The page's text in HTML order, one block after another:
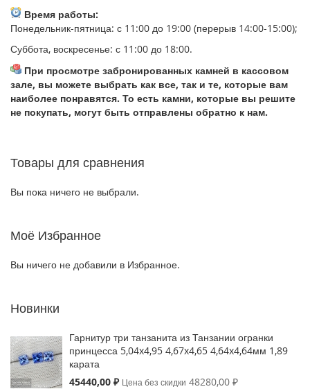
Время работы:
Понедельник-пятница: с 11:00 до 19:00 (перерыв 14:00-15:00);
Суббота, воскресенье: с 11:00 до 18:00.
При просмотре забронированных камней в кассовом
зале, вы можете выбрать как все, так и те, которые вам
наиболее понравятся. То есть камни, которые вы решите
не покупать, могут быть отправлены обратно к нам.
Товары для сравнения
Вы пока ничего не выбрали.
Моё Избранное
Вы ничего не добавили в Избранное.
Новинки
Гарнитур три танзанита из Танзании огранки
принцесса 5,04x4,95 4,67x4,65 4,64x4,64мм 1,89
карата
Special
45440,00 ₽ Цена без скидки 48280,00 ₽